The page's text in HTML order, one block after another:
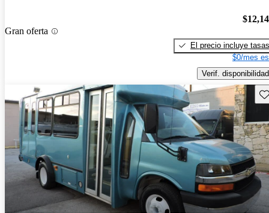
Gran oferta
El precio incluye tasas
$0/mes
Verif. disponibilidad